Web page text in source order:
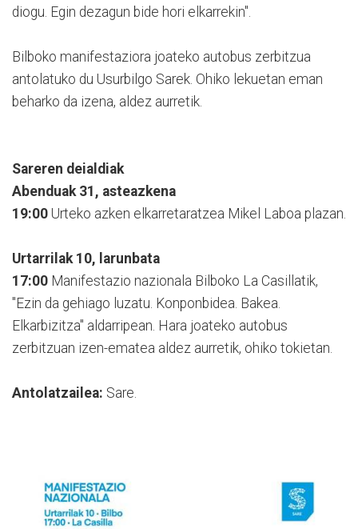
diogu. Egin dezagun bide hori elkarrekin".
Bilboko manifestaziora joateko autobus zerbitzua
antolatuko du Usurbilgo Sarek. Ohiko lekuetan eman
beharko da izena, aldez aurretik.
Sareren deialdiak
Abenduak 31, asteazkena
19:00 Urteko azken elkarretaratzea Mikel Laboa plazan.
Urtarrilak 10, larunbata
17:00 Manifestazio nazionala Bilboko La Casillatik,
"Ezin da gehiago luzatu. Konponbidea. Bakea.
Elkarbizitza" aldarripean. Hara joateko autobus
zerbitzuan izen-ematea aldez aurretik, ohiko tokietan.
Antolatzailea: Sare.